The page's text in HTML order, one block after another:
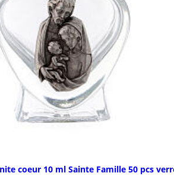
coeur 10 ml Sainte Famille 50 pcs